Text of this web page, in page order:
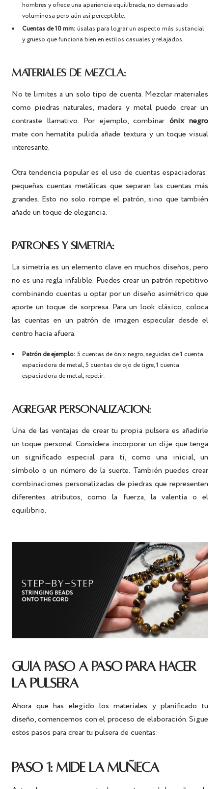
hombres y ofrece una apariencia equilibrada, no demasiado
voluminosa pero aún así perceptible.
Cuentas de 10 mm: úsalas para lograr un aspecto más sustancial
y grueso que funciona bien en estilos casuales y relajados.
MATERIALES DE MEZCLA:
No te limites a un solo tipo de cuenta. Mezclar materiales
como piedras naturales, madera y metal puede crear un
contraste llamativo. Por ejemplo, combinarónix negro
mate con hematita pulida añade textura y un toque visual
interesante.
Otra tendencia popular es el uso de cuentas espaciadoras:
pequeñas cuentas metálicas que separan las cuentas más
grandes. Esto no solo rompe el patrón, sino que también
añade un toque de elegancia.
PATRONES Y SIMETRÍA:
La simetría es un elemento clave en muchos diseños, pero
no es una regla infalible. Puedes crear un patrón repetitivo
combinando cuentas u optar por un diseño asimétrico que
aporte un toque de sorpresa. Para un look clásico, coloca
las cuentas en un patrón de imagen especular desde el
centro hacia afuera.
Patrón de ejemplo: 5 cuentas de ónix negro, seguidas de 1 cuenta
espaciadora de metal, 5 cuentas de ojo de tigre, 1 cuenta
espaciadora de metal, repetir.
AGREGAR PERSONALIZACIÓN:
Una de las ventajas de crear tu propia pulsera es añadirle
un toque personal. Considera incorporar un dije que tenga
un significado especial para ti, como una inicial, un
símbolo o un número de la suerte. También puedes crear
combinaciones personalizadas de piedras que representen
diferentes atributos, como la fuerza, la valentía o el
equilibrio.
GUÍA PASO A PASO PARA HACER
LA PULSERA
Ahora que has elegido los materiales y planificado tu
diseño, comencemos con el proceso de elaboración. Sigue
estos pasos para crear tu pulsera de cuentas:
PASO 1: MIDE LA MUÑECA